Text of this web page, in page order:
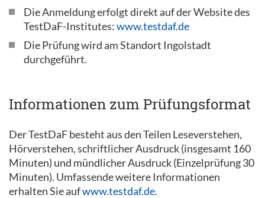
Die Anmeldung erfolgt direkt auf der Website des
TestDaF-Institutes:www.testdaf.de
Die Prüfung wird am Standort Ingolstadt
durchgeführt.
Informationen zum Prüfungsformat
Der TestDaF besteht aus den Teilen Leseverstehen,
Hörverstehen, schriftlicher Ausdruck (insgesamt 160
Minuten) und mündlicher Ausdruck (Einzelprüfung 30
Minuten). Umfassende weitere Informationen
erhalten Sie aufwww.testdaf.de.